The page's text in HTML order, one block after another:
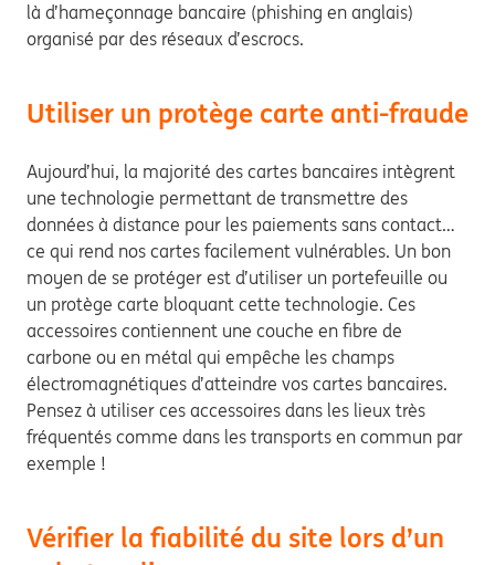
là d’hameçonnage bancaire (phishing en anglais)
organisé par des réseaux d’escrocs.
Utiliser un protège carte anti-fraude
Aujourd’hui, la majorité des cartes bancaires intègrent
une technologie permettant de transmettre des
données à distance pour les paiements sans contact…
ce qui rend nos cartes facilement vulnérables. Un bon
moyen de se protéger est d’utiliser un portefeuille ou
un protège carte bloquant cette technologie. Ces
accessoires contiennent une couche en fibre de
carbone ou en métal qui empêche les champs
électromagnétiques d’atteindre vos cartes bancaires.
Pensez à utiliser ces accessoires dans les lieux très
fréquentés comme dans les transports en commun par
exemple !
Vérifier la fiabilité du site lors d’un